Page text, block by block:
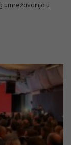
umrežavanja u